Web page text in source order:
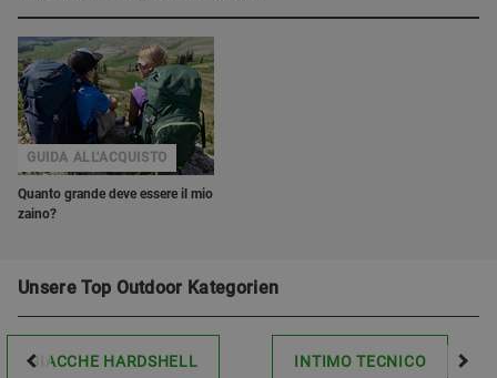
Quanto grande deve essere il mio
zaino?
GUIDA ALL'ACQUISTO
Unsere Top Outdoor Kategorien
GIACCHE HARDSHELL INTIMO TECNICO